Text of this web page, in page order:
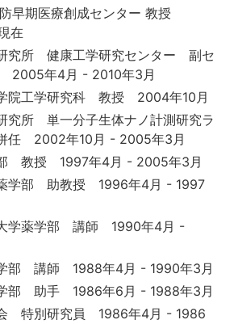
早期医療創成センター 教授
在
究所 健康工学研究センター 副セ
2005年4月 - 2010年3月
院工学研究科 教授 2004年10月
究所 単一分子生体ナノ計測研究ラ
2002年10月 - 2005年3月
教授 1997年4月 - 2005年3月
学部 助教授 1996年4月 - 1997
学薬学部 講師 1990年4月 -
部 講師 1988年4月 - 1990年3月
部 助手 1986年6月 - 1988年3月
特別研究員 1986年4月 - 1986